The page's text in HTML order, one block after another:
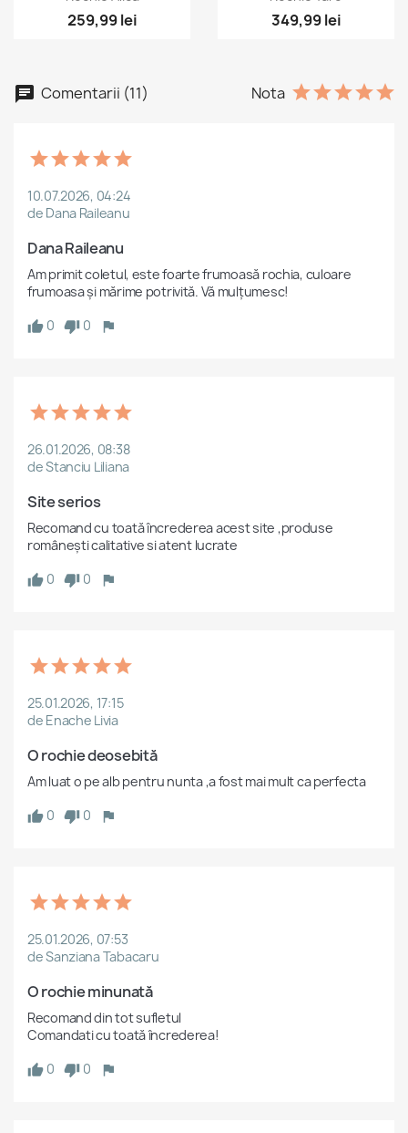
259,99 lei 349,99 lei
Comentarii (11) Nota
10.07.2026, 04:24
de Dana Raileanu
Dana Raileanu
Am primit coletul, este foarte frumoasă rochia, culoare
frumoasa și mărime potrivită. Vă mulțumesc!
0
0
26.01.2026, 08:38
de Stanciu Liliana
Site serios
Recomand cu toată încrederea acest site ,produse
românești calitative si atent lucrate
0
0
25.01.2026, 17:15
de Enache Livia
O rochie deosebită
Am luat o pe alb pentru nunta ,a fost mai mult ca perfecta
0
0
25.01.2026, 07:53
de Sanziana Tabacaru
O rochie minunată
Recomand din tot sufletul
0
0